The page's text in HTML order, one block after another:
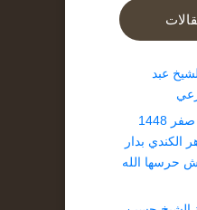
عبد
خطر الرياء في 16 صفر 1448
الكندي بدار
حرسها الله